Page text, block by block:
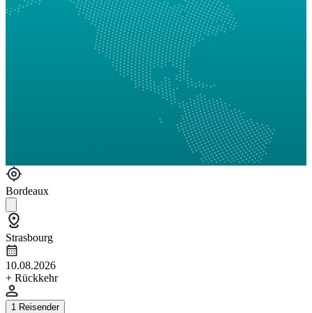
Bordeaux
Strasbourg
10.08.2026
+ Rückkehr
1 Reisender